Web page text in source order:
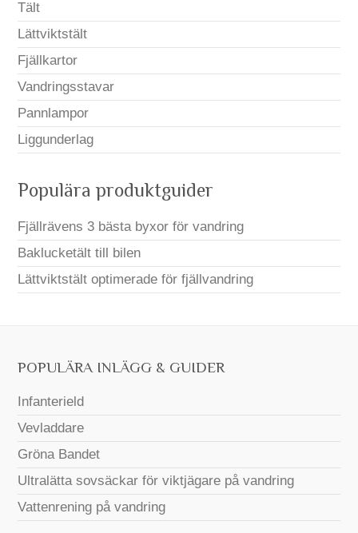
Tält
Lättviktstält
Fjällkartor
Vandringsstavar
Pannlampor
Liggunderlag
Populära produktguider
Fjällrävens 3 bästa byxor för vandring
Baklucketält till bilen
Lättviktstält optimerade för fjällvandring
POPULÄRA INLÄGG & GUIDER
Infanterield
Vevladdare
Gröna Bandet
Ultralätta sovsäckar för viktjägare på vandring
Vattenrening på vandring